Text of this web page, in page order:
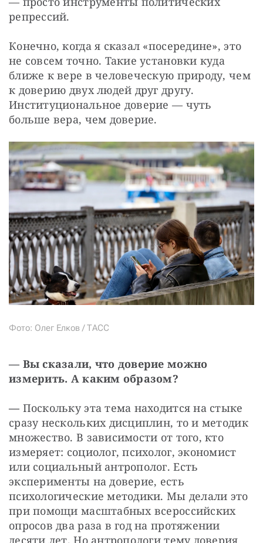
репрессий.
Конечно, когда я сказал «посередине», это
не совсем точно. Такие установки куда
ближе к вере в человеческую природу, чем
к доверию двух людей друг другу.
Институциональное доверие — чуть
больше вера, чем доверие.
Фото: Олег Елков / ТАСС
— Вы сказали, что доверие можно
измерить. А каким образом?
— Поскольку эта тема находится на стыке
сразу нескольких дисциплин, то и методик
множество. В зависимости от того, кто
измеряет: социолог, психолог, экономист
или социальный антрополог. Есть
эксперименты на доверие, есть
психологические методики. Мы делали это
при помощи масштабных всероссийских
опросов два раза в год на протяжении